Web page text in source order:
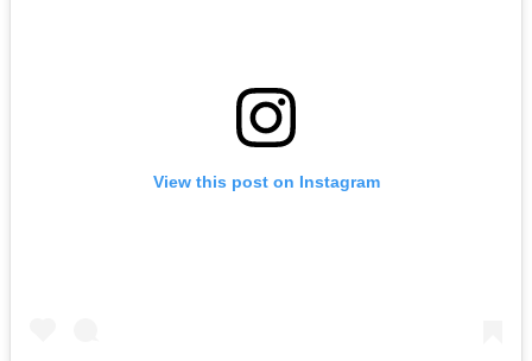
View this post on Instagram